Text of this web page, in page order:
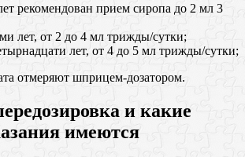
рекомендован прием сиропа до 2 мл 3
лет, от 2 до 4 мл трижды/сутки;
лет, от 4 до 5 мл трижды/сутки;
отмеряют шприцем-дозатором.
и какие
имеются